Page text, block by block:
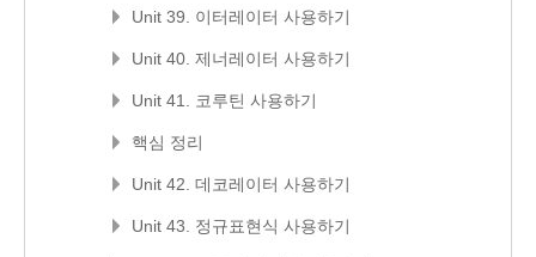
Unit 39. 이터레이터 사용하기
Unit 40. 제너레이터 사용하기
Unit 41. 코루틴 사용하기
핵심 정리
Unit 42. 데코레이터 사용하기
Unit 43. 정규표현식 사용하기